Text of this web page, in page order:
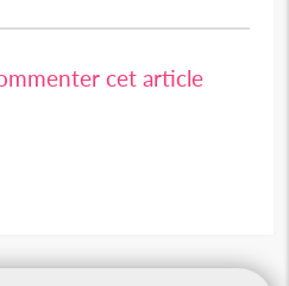
cet article